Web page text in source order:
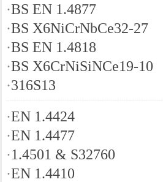
·BS EN 1.4877
·BS X6NiCrNbCe32-27
·BS EN 1.4818
·BS X6CrNiSiNCe19-10
·316S13
·EN 1.4424
·EN 1.4477
·1.4501 & S32760
·EN 1.4410